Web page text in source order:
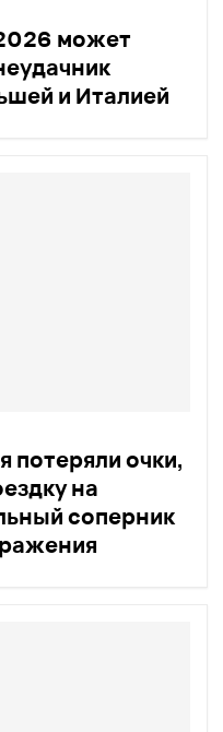
может
и Италией
потеряли очки,
на
соперник